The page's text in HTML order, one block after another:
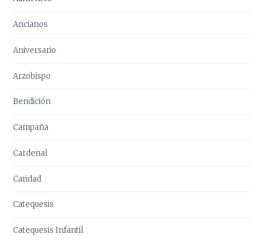
Ancianos
Aniversario
Arzobispo
Bendición
Campaña
Cardenal
Caridad
Catequesis
Catequesis Infantil